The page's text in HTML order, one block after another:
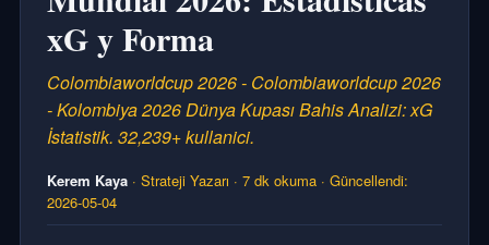
xG y Forma
Colombiaworldcup 2026 - Colombiaworldcup 2026
- Kolombiya 2026 Dünya Kupası Bahis Analizi: xG
İstatistik. 32,239+ kullanici.
Kerem Kaya · Strateji Yazarı · 7 dk okuma · Güncellendi:
2026-05-04